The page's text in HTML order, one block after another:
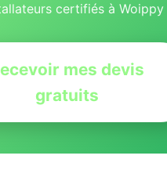
certifiés à Woippy
mes devis
gratuits